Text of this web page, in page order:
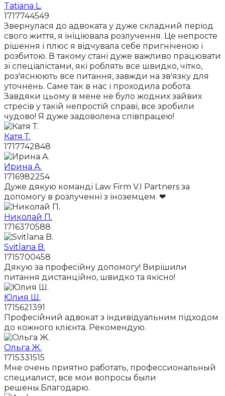
Tatiana L.
1717744549
Звернулася до адвоката у дуже складний період
свого життя, я ініціювала розлучення. Це непросте
рішення і плюс я відчувала себе пригніченою і
розбитою. В такому стані дуже важливо працювати
зі спеціалістами, які роблять все швидко, чітко,
роз'яснюють все питання, завжди на зв'язку для
уточнень. Саме так в нас і проходила робота.
Завдяки цьому в мене не було жодних зайвих
стресів у такій непростій справі, все зробили
чудово! Я дуже задоволена співпрацею!
Катя Т.
1717742848
Ирина А.
1716982254
Дуже дякую команді Law Firm V.I Partners за
допомогу в розлученні з іноземцем. ❤
Николай П.
1716370588
Svitlana B.
1715700458
Дякую за професійну допомогу! Вирішили
питання дистанційно, швидко та якісно!
Юлия Ш.
1715621391
Професійний адвокат з індивідуальним підходом
до кожного клієнта. Рекомендую.
Ольга Ж.
1715331515
Мне очень приятно работать, профессиональный
специалист, все мои вопросы были
решены.Благодарю.